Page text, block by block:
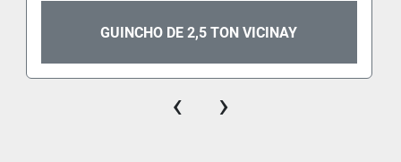
GUINCHO DE 2,5 TON VICINAY
‹ ›